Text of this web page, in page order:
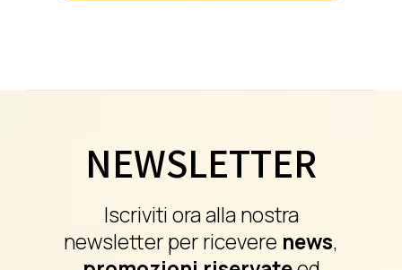
NEWSLETTER
Iscriviti ora alla nostra
newsletter per ricevere news,